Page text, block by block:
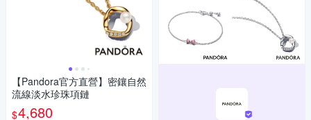
【Pandora官方直營】密鑲自然
流線淡水珍珠項鏈
$4,680